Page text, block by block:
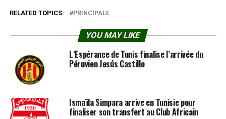
RELATED TOPICS: PRINCIPALE
YOU MAY LIKE
L’Espérance de Tunis finalise l’arrivée du
Péruvien Jesús Castillo
Ismaïla Simpara arrive en Tunisie pour
finaliser son transfert au Club Africain